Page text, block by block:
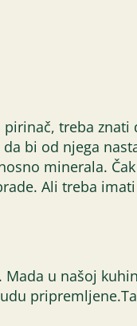
treba znati
bi od njega
minerala.
Ali treba
Mada u našoj